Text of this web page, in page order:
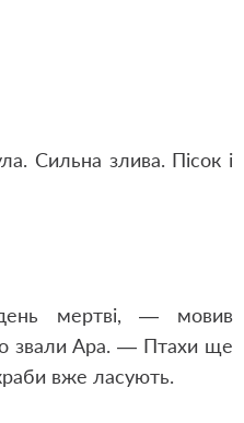
Сильна злива. Пісок і
мертві, — мовив
звали Ара. — Птахи ще
вже ласують.